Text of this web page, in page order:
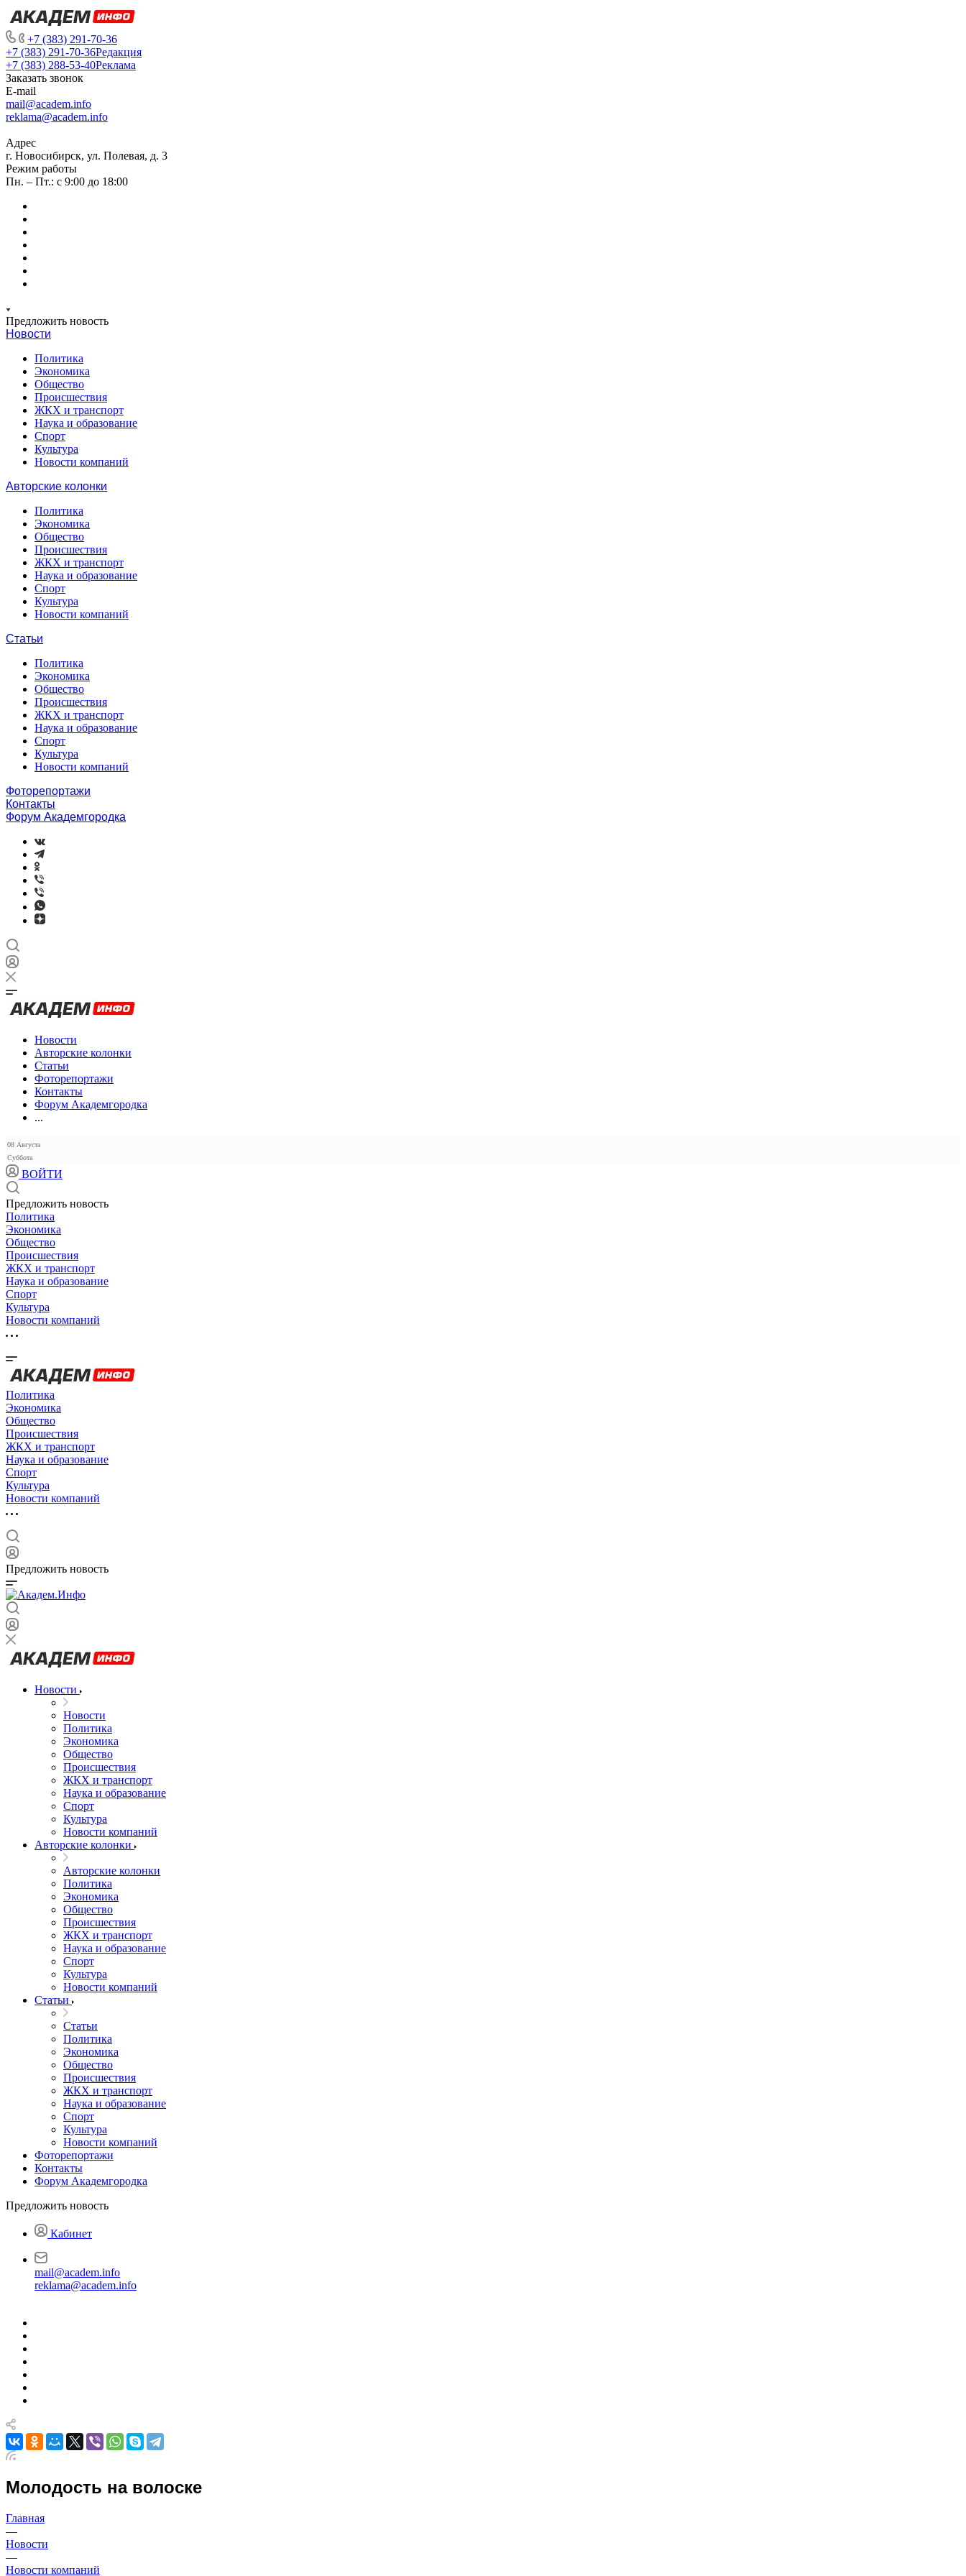
+7 (383) 291-70-36
+7 (383) 291-70-36Редакция
+7 (383) 288-53-40Реклама
Заказать звонок
E-mail
mail@academ.info
reklama@academ.info
Адрес
г. Новосибирск, ул. Полевая, д. 3
Режим работы
Пн. – Пт.: с 9:00 до 18:00
Предложить новость
Новости
Политика
Экономика
Общество
Происшествия
ЖКХ и транспорт
Наука и образование
Спорт
Культура
Новости компаний
Авторские колонки
Политика
Экономика
Общество
Происшествия
ЖКХ и транспорт
Наука и образование
Спорт
Культура
Новости компаний
Статьи
Политика
Экономика
Общество
Происшествия
ЖКХ и транспорт
Наука и образование
Спорт
Культура
Новости компаний
Фоторепортажи
Контакты
Форум Академгородка
Новости
Авторские колонки
Статьи
Фоторепортажи
Контакты
Форум Академгородка
...
08 Августа
Суббота
ВОЙТИ
Предложить новость
Политика
Экономика
Общество
Происшествия
ЖКХ и транспорт
Наука и образование
Спорт
Культура
Новости компаний
Политика
Экономика
Общество
Происшествия
ЖКХ и транспорт
Наука и образование
Спорт
Культура
Новости компаний
Предложить новость
Новости
Новости
Политика
Экономика
Общество
Происшествия
ЖКХ и транспорт
Наука и образование
Спорт
Культура
Новости компаний
Авторские колонки
Авторские колонки
Политика
Экономика
Общество
Происшествия
ЖКХ и транспорт
Наука и образование
Спорт
Культура
Новости компаний
Статьи
Статьи
Политика
Экономика
Общество
Происшествия
ЖКХ и транспорт
Наука и образование
Спорт
Культура
Новости компаний
Фоторепортажи
Контакты
Форум Академгородка
Предложить новость
Кабинет
mail@academ.info
reklama@academ.info
Молодость на волоске
Главная
—
Новости
—
Новости компаний